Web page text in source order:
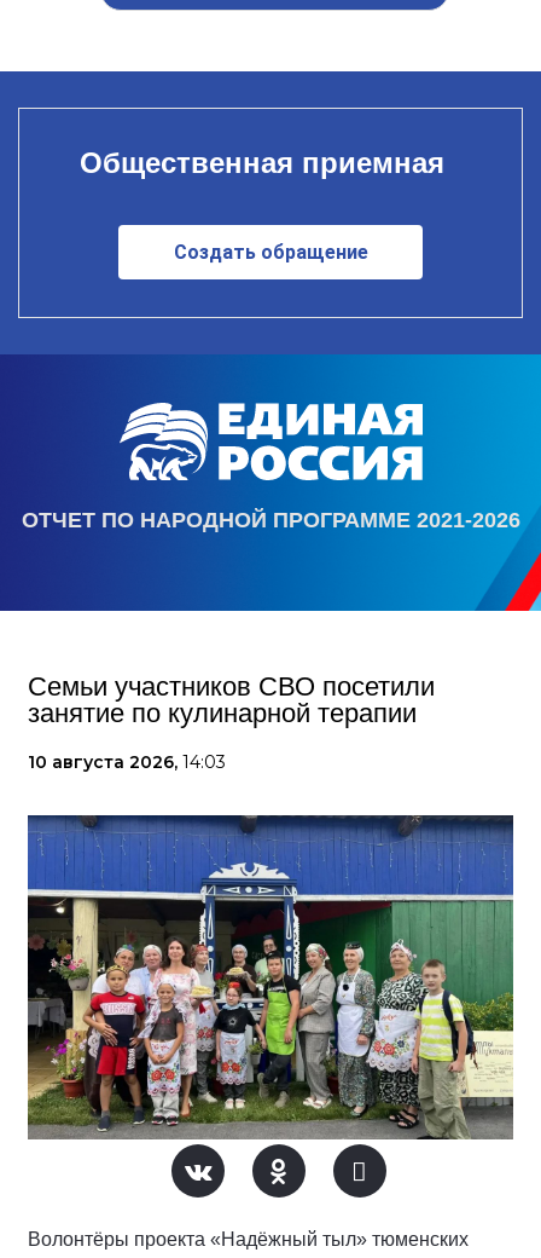
Общественная приемная
Создать обращение
ОТЧЕТ ПО НАРОДНОЙ ПРОГРАММЕ 2021-2026
Семьи участников СВО посетили
занятие по кулинарной терапии
10 августа 2026, 14:03
Волонтёры проекта «Надёжный тыл» тюменских